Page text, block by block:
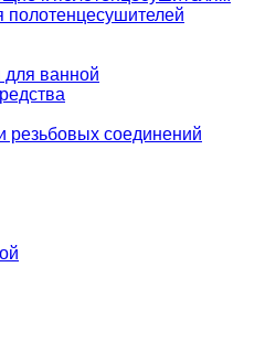
полотенцесушителей
для ванной
резьбовых соединений